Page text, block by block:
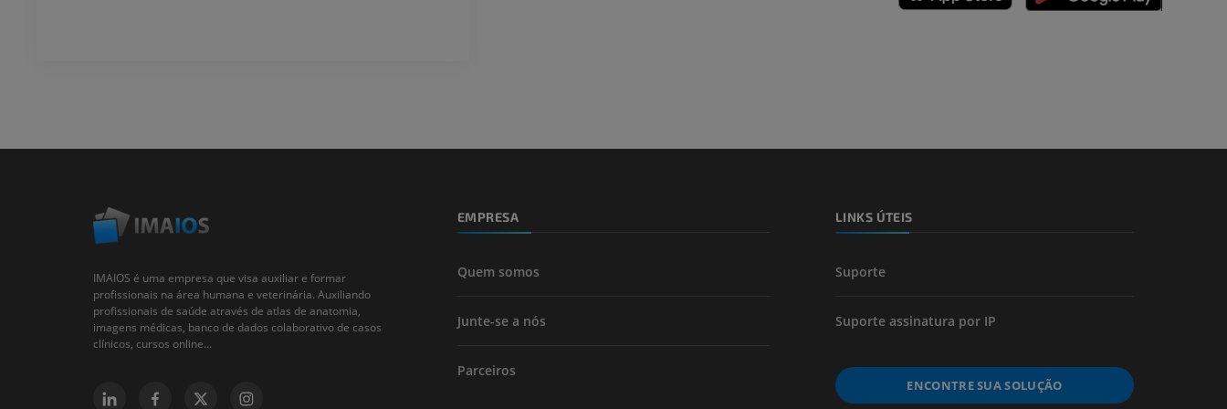
TC
Arteriografia dos membros
IMAIOS é uma empresa que visa auxiliar e formar
profissionais na área humana e veterinária. Auxiliando
profissionais de saúde através de atlas de anatomia,
imagens médicas, banco de dados colaborativo de casos
clínicos, cursos online...
EMPRESA
Quem somos
Junte-se a nós
Parceiros
LINKS ÚTEIS
Suporte
Suporte assinatura por IP
ENCONTRE SUA SOLUÇÃO